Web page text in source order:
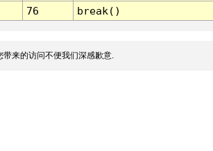
76 break()
来的访问不便我们深感歉意.